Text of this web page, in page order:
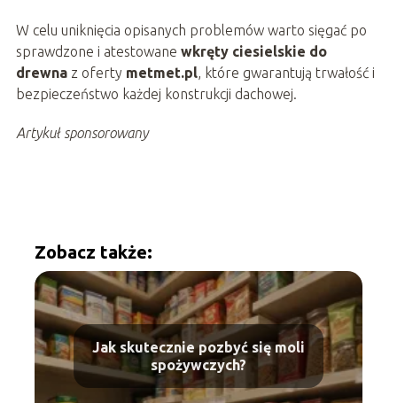
W celu uniknięcia opisanych problemów warto sięgać po
sprawdzone i atestowane wkręty ciesielskie do
drewnaz oferty metmet.pl , które gwarantują trwałość i
bezpieczeństwo każdej konstrukcji dachowej.
Artykuł sponsorowany
Zobacz także:
Jak skutecznie pozbyć się moli
spożywczych?